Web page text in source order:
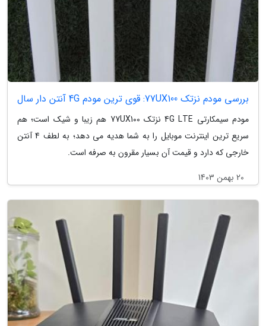
بررسی مودم نزتک 77UX100: قوی ترین مودم 4G آنتن دار سال
مودم سیمکارتی 4G LTE نزتک 77UX100 هم زیبا و شیک است؛ هم
سریع ترین اینترنت موبایل را به شما هدیه می دهد؛ به لطف 4 آنتن
خارجی که دارد و قیمت آن بسیار مقرون به صرفه است.
20 بهمن 1403